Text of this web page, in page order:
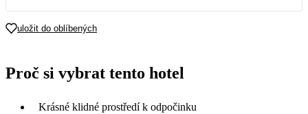
7 080
17
24 25 26 27
31
uložit do oblíbených
Proč si vybrat tento hotel
Krásné klidné prostředí k odpočinku